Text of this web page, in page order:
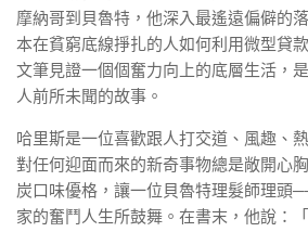
摩納哥到貝魯特，他深入最遙遠偏僻的
本在貧窮底線掙扎的人如何利用微型貸
文筆見證一個個奮力向上的底層生活，
人前所未聞的故事。
哈里斯是一位喜歡跟人打交道、風趣、
對任何迎面而來的新奇事物總是敞開心
炭口味優格，讓一位貝魯特理髮師理頭
家的奮鬥人生所鼓舞。在書末，他說：